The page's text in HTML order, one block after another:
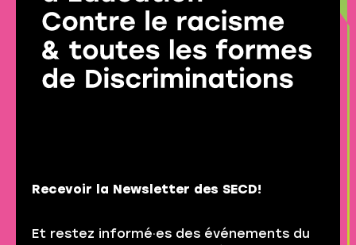
Recevoir la Newsletter des SECD!
Et restez informé·es des événements du